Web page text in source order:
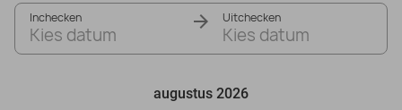
Inchecken
Kies datum
Uitchecken
Kies datum
augustus 2026